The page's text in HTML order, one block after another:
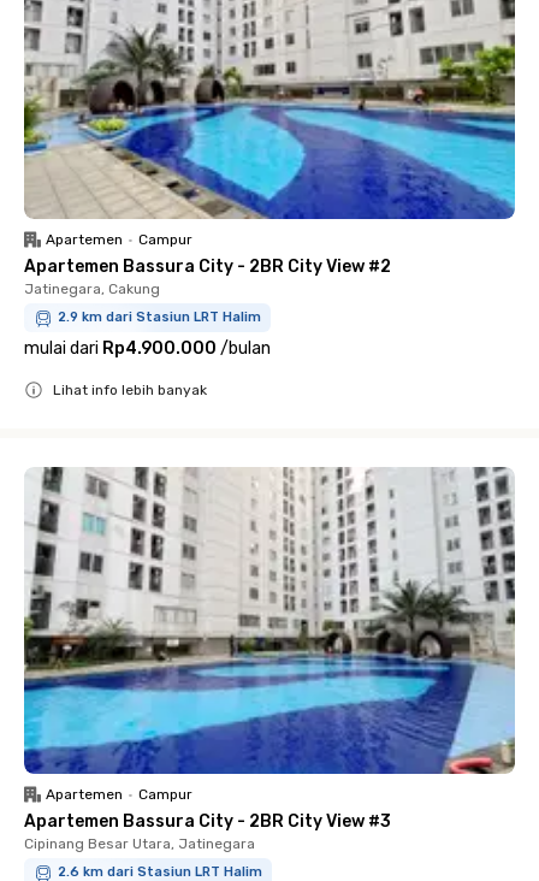
Apartemen • Campur
Apartemen Bassura City - 2BR City View #2
Jatinegara, Cakung
2.9 km dari Stasiun LRT Halim
mulai dari Rp4.900.000 /bulan
Lihat info lebih banyak
Apartemen • Campur
Apartemen Bassura City - 2BR City View #3
Cipinang Besar Utara, Jatinegara
2.6 km dari Stasiun LRT Halim